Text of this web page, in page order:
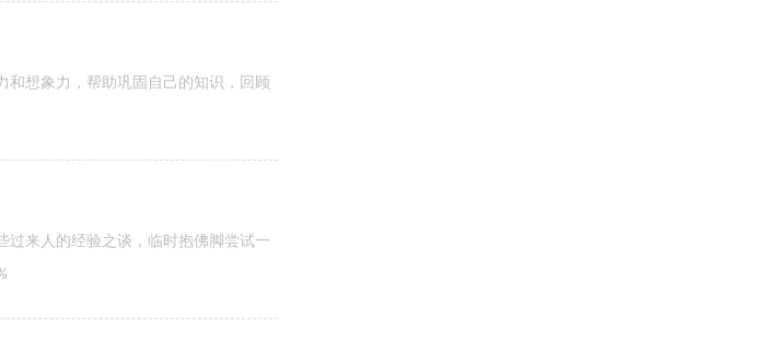
和想象力，帮助巩固自己的知识，回顾
来人的经验之谈，临时抱佛脚尝试一